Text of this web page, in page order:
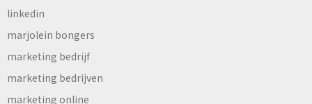
linkedin
marjolein bongers
marketing bedrijf
marketing bedrijven
marketing online